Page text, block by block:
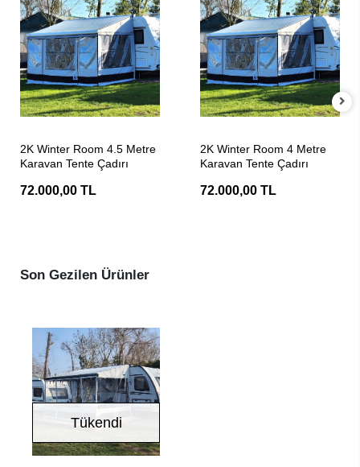
2K Winter Room 4.5 Metre
Karavan Tente Çadırı
72.000,00 TL
2K Winter Room 4 Metre
Karavan Tente Çadırı
72.000,00 TL
Son Gezilen Ürünler
Tükendi